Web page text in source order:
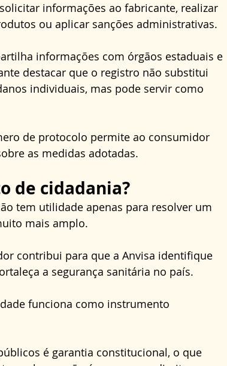
informações ao fabricante, realizar
ou aplicar sanções administrativas.
informações com órgãos estaduais e
destacar que o registro não substitui
individuais, mas pode servir como
de protocolo permite ao consumidor
as medidas adotadas.
de cidadania?
tem utilidade apenas para resolver um
mais amplo.
contribui para que a Anvisa identifique
a segurança sanitária no país.
funciona como instrumento
é garantia constitucional, o que